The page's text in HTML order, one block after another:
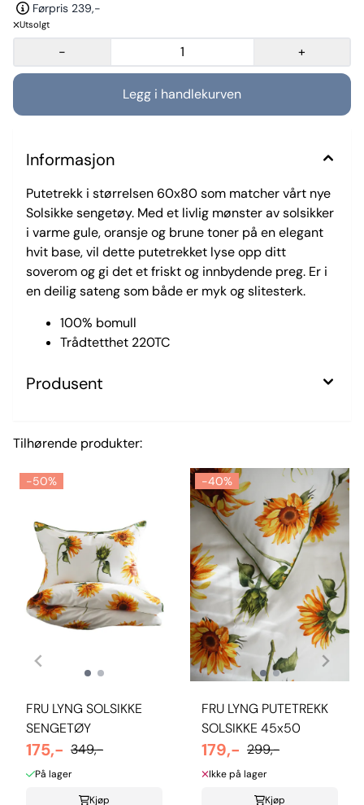
Førpris 239,-
Utsolgt
- +
Informasjon
Putetrekk i størrelsen 60x80 som matcher vårt nye
Solsikke sengetøy. Med et livlig mønster av solsikker
i varme gule, oransje og brune toner på en elegant
hvit base, vil dette putetrekket lyse opp ditt
soverom og gi det et friskt og innbydende preg. Er i
en deilig sateng som både er myk og slitesterk.
100% bomull
Trådtetthet 220TC
Produsent
Tilhørende produkter:
-50%
FRU LYNG SOLSIKKE
SENGETØY
175,- 349,-
På lager
Kjøp
-40%
FRU LYNG PUTETREKK
SOLSIKKE 45x50
179,- 299,-
Ikke på lager
Kjøp